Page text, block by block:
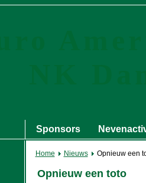
Sponsors
Home Nieuws Opnieuw een
Opnieuw een toto